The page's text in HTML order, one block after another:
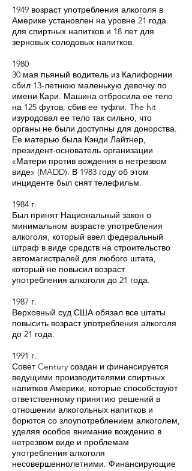
1949 возраст употребления алкоголя в
Америке установлен на уровне 21 года
для спиртных напитков и 18 лет для
зерновых солодовых напитков.
1980
30 мая пьяный водитель из Калифорнии
сбил 13-летнюю маленькую девочку по
имени Кари. Машина отбросила ее тело
на 125 футов, сбив ее туфли. The hit
изуродовал ее тело так сильно, что
органы не были доступны для донорства.
Ее матерью была Кэнди Лайтнер,
президент-основатель организации
«Матери против вождения в нетрезвом
виде» (MADD). В 1983 году об этом
инциденте был снят телефильм.
1984 г.
Был принят Национальный закон о
минимальном возрасте употребления
алкоголя, который ввел федеральный
штраф в виде средств на строительство
автомагистралей для любого штата,
который не повысил возраст
употребления алкоголя до 21 года.
1987 г.
Верховный суд США обязал все штаты
повысить возраст употребления алкоголя
до 21 года.
1991 г.
Совет Century создан и финансируется
ведущими производителями спиртных
напитков Америки, которые способствуют
ответственному принятию решений в
отношении алкогольных напитков и
борются со злоупотреблением алкоголем,
уделяя особое внимание вождению в
нетрезвом виде и проблемам
употребления алкоголя
несовершеннолетними. Финансирующие